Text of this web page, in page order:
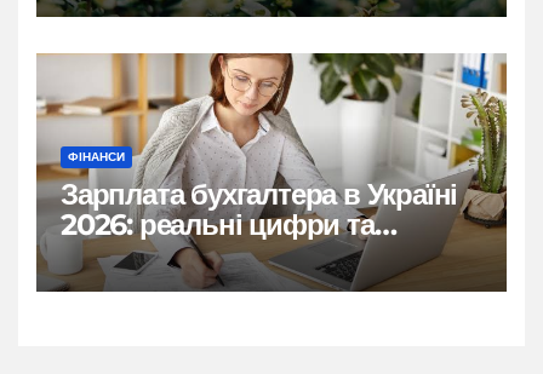
ФІНАНСИ
Зарплата бухгалтера в Україні
2026: реальні цифри та
нюанси